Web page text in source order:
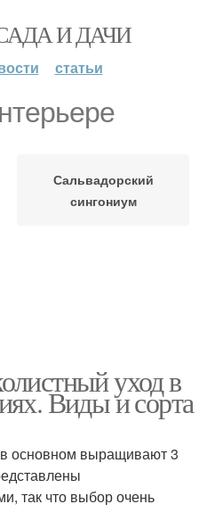
И ДАЧИ
статьи
Сальвадорский
сингониум
уход в
Виды и сорта
основном выращивают 3
так что выбор очень